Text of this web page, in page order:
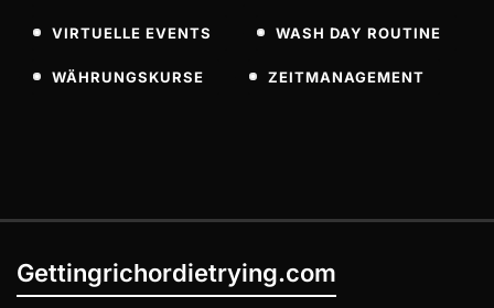
VIRTUELLE EVENTS WASH DAY ROUTINE
WÄHRUNGSKURSE ZEITMANAGEMENT
Gettingrichordietrying.com